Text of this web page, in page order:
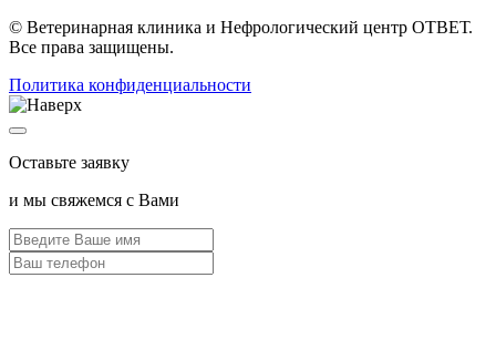
© Ветеринарная клиника и Нефрологический центр ОТВЕТ.
Все права защищены.
Политика конфиденциальности
Оставьте заявку
и мы свяжемся с Вами